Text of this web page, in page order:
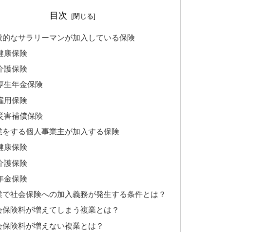
目次
的なサラリーマンが加入している保険
康保険
護保険
生年金保険
用保険
害補償保険
をする個人事業主が加入する保険
康保険
護保険
金保険
で社会保険への加入義務が発生する条件とは？
保険料が増えてしまう複業とは？
保険料が増えない複業とは？